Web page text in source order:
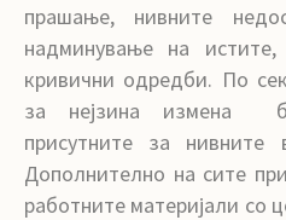
прашање, нивните
надминување на
кривични одредби. По
за нејзина измена
присутните за
Дополнително на сите
работните материјали со